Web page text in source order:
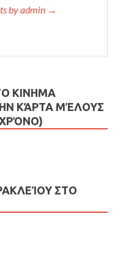
by admin →
ΚΙΝΗΜΑ
ΚΆΡΤΑ ΜΈΛΟΥΣ
ΣΤΟ